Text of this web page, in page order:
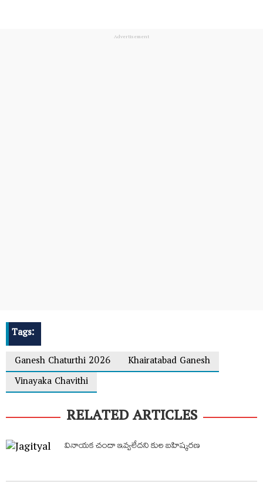
Tags:
Ganesh Chaturthi 2026
Khairatabad Ganesh
Vinayaka Chavithi
RELATED ARTICLES
వినాయక చందా ఇవ్వలేదని కుల బహిష్కరణ